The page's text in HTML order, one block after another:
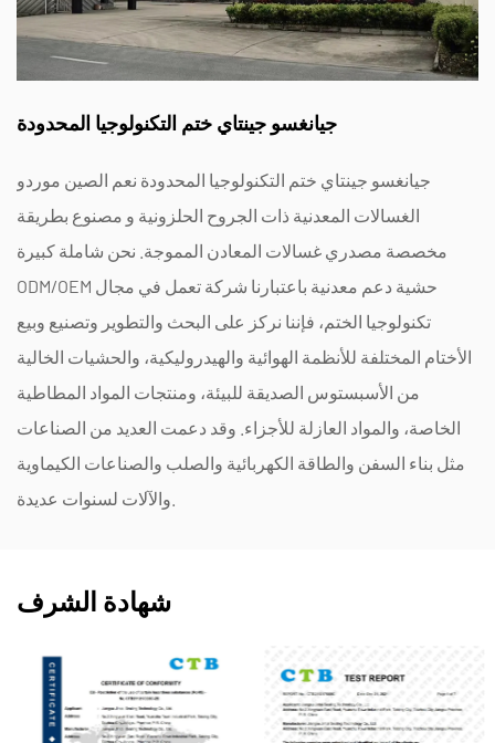
جيانغسو جينتاي ختم التكنولوجيا المحدودة
جيانغسو جينتاي ختم التكنولوجيا المحدودة نعم الصين موردو
الغسالات المعدنية ذات الجروح الحلزونية و مصنوع بطريقة
مخصصة مصدري غسالات المعادن المموجة . نحن شاملة كبيرة
ODM/OEM حشية دعم معدنية باعتبارنا شركة تعمل في مجال
تكنولوجيا الختم، فإننا نركز على البحث والتطوير وتصنيع وبيع
الأختام المختلفة للأنظمة الهوائية والهيدروليكية، والحشيات الخالية
من الأسبستوس الصديقة للبيئة، ومنتجات المواد المطاطية
الخاصة، والمواد العازلة للأجزاء. وقد دعمت العديد من الصناعات
مثل بناء السفن والطاقة الكهربائية والصلب والصناعات الكيماوية
شهادة الشرف